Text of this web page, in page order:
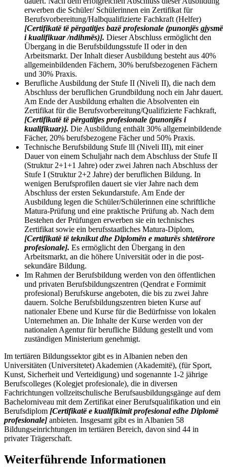
erwerben die Schüler/ Schülerinnen ein Zertifikat für
Berufsvorbereitung/Halbqualifizierte Fachkraft (Helfer)
[Certifikatë të përgatitjes bazë profesionale (punonjës gjysmë
i kualifikuar /ndihmës)]. Dieser Abschluss ermöglicht den
Übergang in die Berufsbildungsstufe II oder in den
Arbeitsmarkt. Der Inhalt dieser Ausbildung besteht aus 40%
allgemeinbildenden Fächern, 30% berufsbezogenen Fächern
und 30% Praxis.
Berufliche Ausbildung der Stufe II (Niveli II), die nach dem
Abschluss der beruflichen Grundbildung noch ein Jahr dauert.
Am Ende der Ausbildung erhalten die Absolventen ein
Zertifikat für die Berufsvorbereitung/Qualifizierte Fachkraft,
[Certifikatë të përgatitjes profesionale (punonjës i
kualifikuar)]. Die Ausbildung enthält 30% allgemeinbildende
Fächer, 20% berufsbezogene Fächer und 50% Praxis.
Technische Berufsbildung Stufe lll (Niveli III), mit einer
Dauer von einem Schuljahr nach dem Abschluss der Stufe II
(Struktur 2+1+1 Jahre) oder zwei Jahren nach Abschluss der
Stufe I (Struktur 2+2 Jahre) der beruflichen Bildung. In
wenigen Berufsprofilen dauert sie vier Jahre nach dem
Abschluss der ersten Sekundarstufe. Am Ende der
Ausbildung legen die Schüler/Schülerinnen eine schriftliche
Matura-Prüfung und eine praktische Prüfung ab. Nach dem
Bestehen der Prüfungen erwerben sie ein technisches
Zertifikat sowie ein berufsstaatliches Matura-Diplom,
[Certifikatë të teknikut dhe Diplomën e maturës shtetërore
profesionale]. Es ermöglicht den Übergang in den
Arbeitsmarkt, an die höhere Universität oder in die post-
sekundäre Bildung.
Im Rahmen der Berufsbildung werden von den öffentlichen
und privaten Berufsbildungszentren (Qendrat e Formimit
profesional) Berufskurse angeboten, die bis zu zwei Jahre
dauern. Solche Berufsbildungszentren bieten Kurse auf
nationaler Ebene und Kurse für die Bedürfnisse von lokalen
Unternehmen an. Die Inhalte der Kurse werden von der
nationalen Agentur für berufliche Bildung gestellt und vom
zuständigen Ministerium genehmigt.
Im tertiären Bildungssektor gibt es in Albanien neben den
Universitäten (Universitetet) Akademien (Akademitë), (für Sport,
Kunst, Sicherheit und Verteidigung) und sogenannte 1-2 jährige
Berufscolleges (Kolegjet profesionale), die in diversen
Fachrichtungen vollzeitschulische Berufsausbildungsgänge auf dem
Bachelorniveau mit dem Zertifikat einer Berufsqualifikation und ein
Berufsdiplom [Certifikatë e kualifikimit profesional edhe Diplomë
profesionale] anbieten. Insgesamt gibt es in Albanien 58
Bildungseinrichtungen im tertiären Bereich, davon sind 44 in
privater Trägerschaft.
Weiterführende Informationen